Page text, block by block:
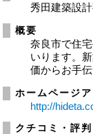
秀田建築設
概要
奈良市で住
いります。
価からお手伝
ホームページ
http://
クチコミ・評判